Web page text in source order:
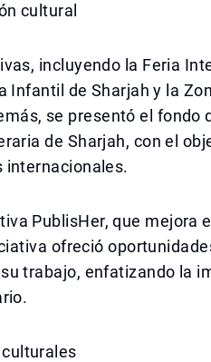
cultural
incluyendo la Feria
Infantil de Sharjah y la
se presentó el fondo
de Sharjah, con el
internacionales.
PublisHer, que mejora
ofreció
trabajo, enfatizando la